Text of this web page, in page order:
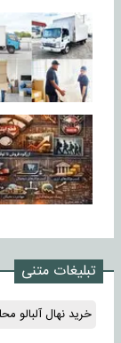
تبلیغات متنی
خرید نهال آلبالو